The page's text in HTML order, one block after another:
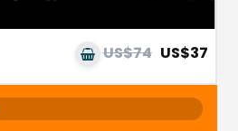
US$74 US$37